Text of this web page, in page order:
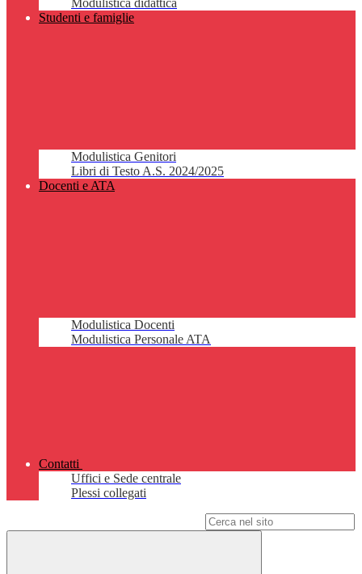
Modulistica didattica
Studenti e famiglie
Modulistica Genitori
Libri di Testo A.S. 2024/2025
Docenti e ATA
Modulistica Docenti
Modulistica Personale ATA
Contatti
Uffici e Sede centrale
Plessi collegati